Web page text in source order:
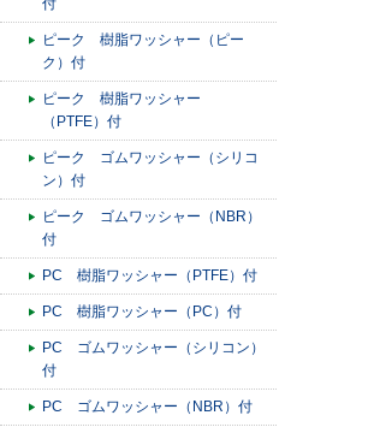
付
ピーク 樹脂ワッシャー（ピー
ク）付
ピーク 樹脂ワッシャー
（PTFE）付
ピーク ゴムワッシャー（シリコ
ン）付
ピーク ゴムワッシャー（NBR）
付
PC 樹脂ワッシャー（PTFE）付
PC 樹脂ワッシャー（PC）付
PC ゴムワッシャー（シリコン）
付
PC ゴムワッシャー（NBR）付